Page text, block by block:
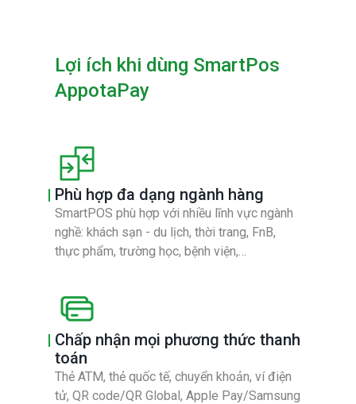
Lợi ích khi dùng SmartPos
AppotaPay
Phù hợp đa dạng ngành hàng
SmartPOS phù hợp với nhiều lĩnh vực ngành
nghề: khách sạn - du lịch, thời trang, FnB,
thực phẩm, trường học, bệnh viện,…
Chấp nhận mọi phương thức thanh
toán
Thẻ ATM, thẻ quốc tế, chuyển khoản, ví điện
tử, QR code/QR Global, Apple Pay/Samsung